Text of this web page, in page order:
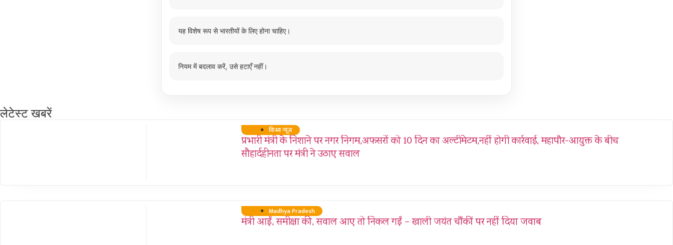
यह विशेष रूप से भारतीयों के लिए होना चाहिए।
नियम में बदलाव करें, उसे हटाएँ नहीं।
लेटेस्ट खबरें
विन्ध्य न्यूज़
प्रभारी मंत्री के निशाने पर नगर निगम,अफसरों को 10 दिन का अल्टीमेटम,नहीं होगी कार्रवाई, महापौर-आयुक्त के बीच
सौहार्दहीनता पर मंत्री ने उठाए सवाल
Madhya Pradesh
मंत्री आईं, समीक्षा की, सवाल आए तो निकल गईं – खाली जयंत चौंकीं पर नहीं दिया जवाब